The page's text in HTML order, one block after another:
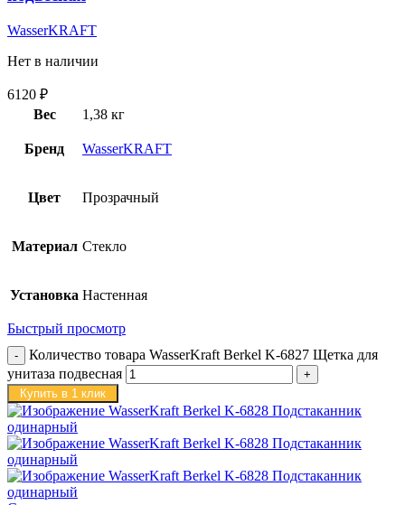
WasserKRAFT
Нет в наличии
6120 ₽
Вес
1,38 кг
Бренд WasserKRAFT
Цвет Прозрачный
Материал Стекло
Установка Настенная
Быстрый просмотр
Количество товара WasserKraft Berkel K-6827 Щетка для
унитаза подвесная
Купить в 1 клик